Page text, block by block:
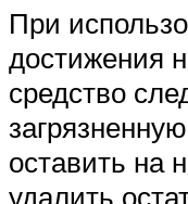
При
достижения
средство
оставить на
удалить